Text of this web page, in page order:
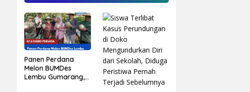
Panen Perdana
Melon BUMDes
Lembu Gumarang,